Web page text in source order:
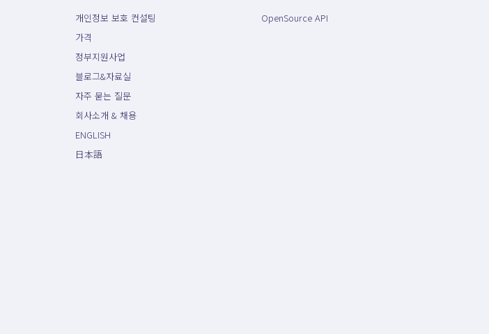
개인정보 보호 컨설팅
가격
정부지원사업
블로그&자료실
자주 묻는 질문
회사소개 & 채용
ENGLISH
日本語
OpenSource API